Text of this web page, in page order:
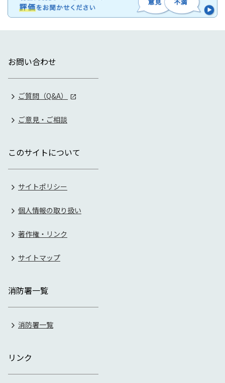
お問い合わせ
ご質問（Q&A）
ご意見・ご相談
このサイトについて
サイトポリシー
個人情報の取り扱い
著作権・リンク
サイトマップ
消防署一覧
消防署一覧
リンク